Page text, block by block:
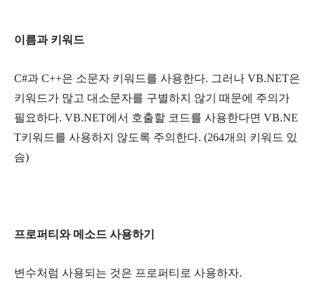
이름과 키워드
C#과 C++은 소문자 키워드를 사용한다. 그러나 VB.NET은
키워드가 많고 대소문자를 구별하지 않기 때문에 주의가
필요하다. VB.NET에서 호출할 코드를 사용한다면 VB.NE
T키워드를 사용하지 않도록 주의한다. (264개의 키워드 있
슴)
프로퍼티와 메소드 사용하기
변수처럼 사용되는 것은 프로퍼티로 사용하자.